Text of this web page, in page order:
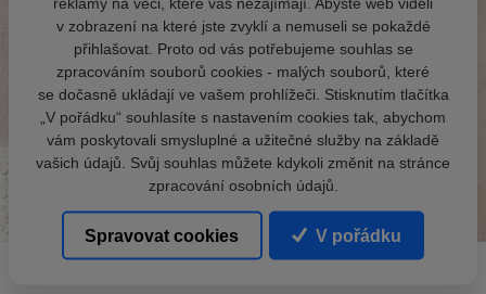
v zobrazení na které jste zvyklí a nemuseli se pokaždé
přihlašovat. Proto od vás potřebujeme souhlas se
zpracováním souborů cookies - malých souborů, které
se dočasně ukládají ve vašem prohlížeči. Stisknutím tlačítka
„V pořádku“ souhlasíte s nastavením cookies tak, abychom
vám poskytovali smysluplné a užitečné služby na základě
vašich údajů. Svůj souhlas můžete kdykoli změnit na stránce
zpracování osobních údajů.
Spravovat cookies V pořádku